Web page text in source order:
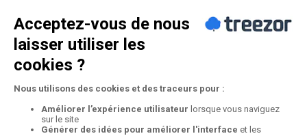
Conformité
Notre réseau
Presse
Contacter nos experts